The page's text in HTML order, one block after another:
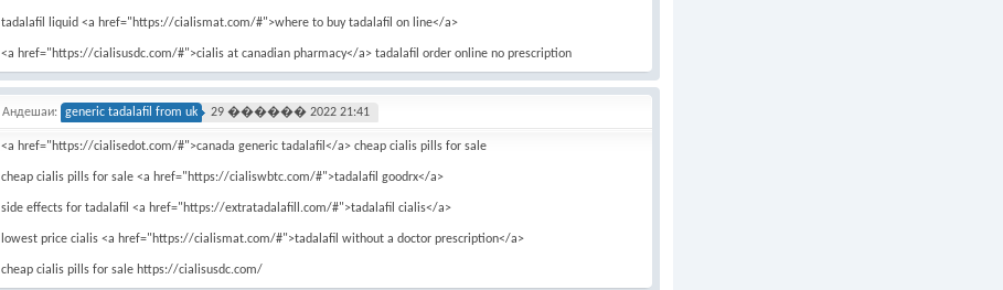
tadalafil liquid <a href="https://cialismat.com/#">where to buy tadalafil on line</a>
<a href="https://cialisusdc.com/#">cialis at canadian pharmacy</a> tadalafil order online no prescription
Андешаи: generic tadalafil from uk 29 ������ 2022 21:41
<a href="https://cialisedot.com/#">canada generic tadalafil</a> cheap cialis pills for sale
cheap cialis pills for sale <a href="https://cialiswbtc.com/#">tadalafil goodrx</a>
side effects for tadalafil <a href="https://extratadalafill.com/#">tadalafil cialis</a>
lowest price cialis <a href="https://cialismat.com/#">tadalafil without a doctor prescription</a>
cheap cialis pills for sale https://cialisusdc.com/